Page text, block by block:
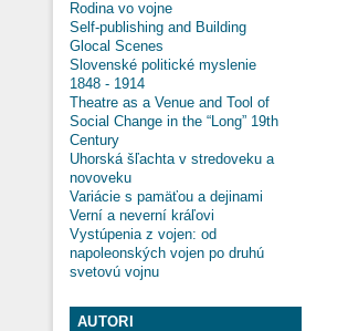
Rodina vo vojne
Self-publishing and Building
Glocal Scenes
Slovenské politické myslenie
1848 - 1914
Theatre as a Venue and Tool of
Social Change in the “Long” 19th
Century
Uhorská šľachta v stredoveku a
novoveku
Variácie s pamäťou a dejinami
Verní a neverní kráľovi
Vystúpenia z vojen: od
napoleonských vojen po druhú
svetovú vojnu
AUTORI